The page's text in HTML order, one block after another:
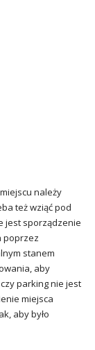
należy
też wziąć pod
jest sporządzenie
poprzez
stanem
aby
parking nie jest
miejsca
aby było